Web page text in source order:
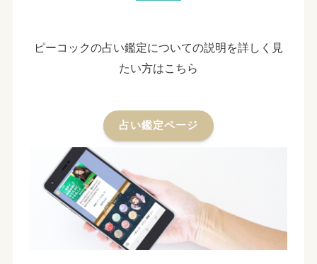
ピーコックの占い鑑定についての説明を詳しく見
たい方はこちら
占い鑑定ページ